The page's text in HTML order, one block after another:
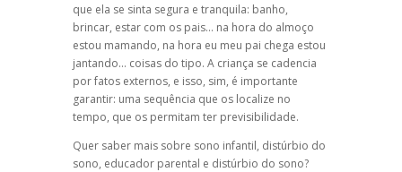
que ela se sinta segura e tranquila: banho,
brincar, estar com os pais… na hora do almoço
estou mamando, na hora eu meu pai chega estou
jantando… coisas do tipo. A criança se cadencia
por fatos externos, e isso, sim, é importante
garantir: uma sequência que os localize no
tempo, que os permitam ter previsibilidade.
Quer saber mais sobre sono infantil, distúrbio do
sono, educador parental e distúrbio do sono?